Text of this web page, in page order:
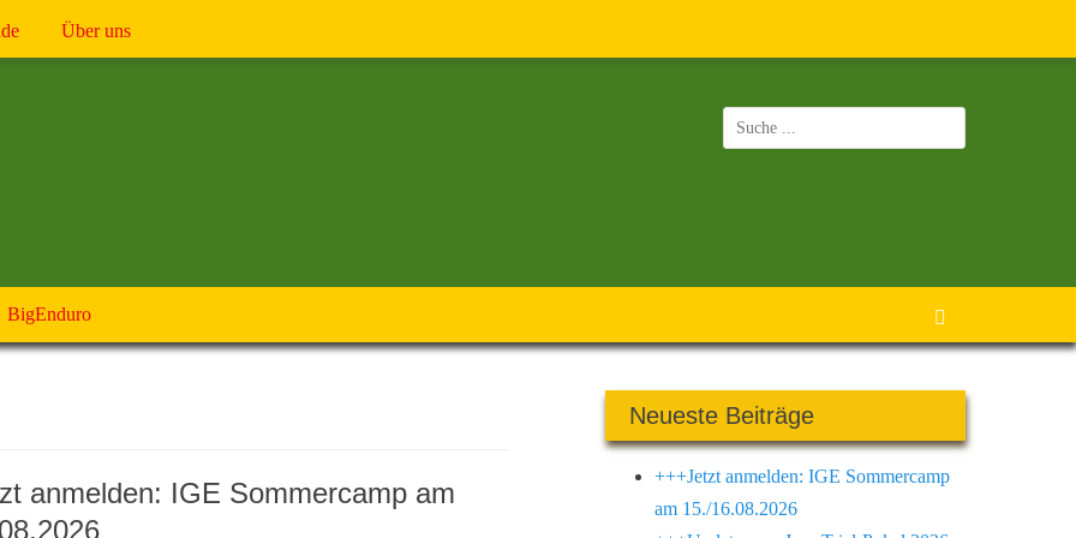
Über uns
Suchen
nach:
BigEnduro
anmelden: IGE Sommercamp am
Neueste Beiträge
+++Jetzt anmelden: IGE Sommercamp
am 15./16.08.2026